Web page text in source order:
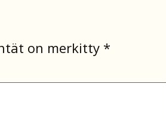
on merkitty *